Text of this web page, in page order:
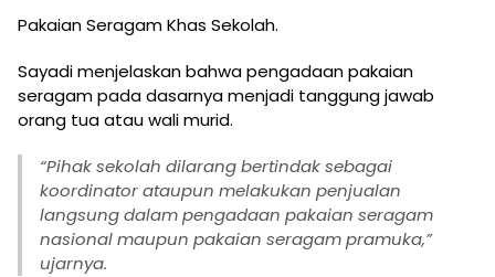
Pakaian Seragam Khas Sekolah.
Sayadi menjelaskan bahwa pengadaan pakaian
seragam pada dasarnya menjadi tanggung jawab
orang tua atau wali murid.
“Pihak sekolah dilarang bertindak sebagai
koordinator ataupun melakukan penjualan
langsung dalam pengadaan pakaian seragam
nasional maupun pakaian seragam pramuka,”
ujarnya.